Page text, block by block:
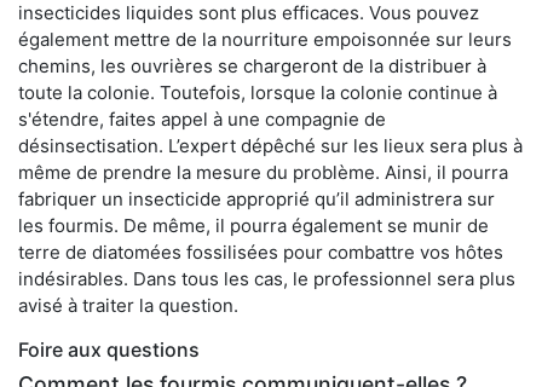
insecticides liquides sont plus efficaces. Vous pouvez
également mettre de la nourriture empoisonnée sur leurs
chemins, les ouvrières se chargeront de la distribuer à
toute la colonie. Toutefois, lorsque la colonie continue à
s'étendre, faites appel à une compagnie de
désinsectisation. L’expert dépêché sur les lieux sera plus à
même de prendre la mesure du problème. Ainsi, il pourra
fabriquer un insecticide approprié qu’il administrera sur
les fourmis. De même, il pourra également se munir de
terre de diatomées fossilisées pour combattre vos hôtes
indésirables. Dans tous les cas, le professionnel sera plus
avisé à traiter la question.
Foire aux questions